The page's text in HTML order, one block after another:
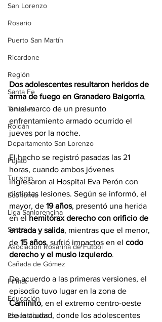
San Lorenzo
Rosario
Puerto San Martín
Ricardone
Región
Santa Fe
Timbúes
Roldán
Departamento San Lorenzo
Pujato
Turismo
Economía
Liga Sanlorencina
Salud
Asociación Rosarina de Fútbol
Cañada de Gómez
Firmat
Educación
Espectáculos
Dos adolescentes resultaron heridos de
arma de fuego en Granadero Baigorria,
en el marco de un presunto
enfrentamiento armado ocurrido el
jueves por la noche.
El hecho se registró pasadas las 21
horas, cuando ambos jóvenes
ingresaron al Hospital Eva Perón con
distintas lesiones. Según se informó, el
mayor, de 19 años, presentó una herida
en el hemitórax derecho con orificio de
entrada y salida, mientras que el menor,
de 15 años, sufrió impactos en el codo
derecho y el muslo izquierdo.
De acuerdo a las primeras versiones, el
episodio tuvo lugar en la zona de
Caminito, en el extremo centro-oeste
de la ciudad, donde los adolescentes